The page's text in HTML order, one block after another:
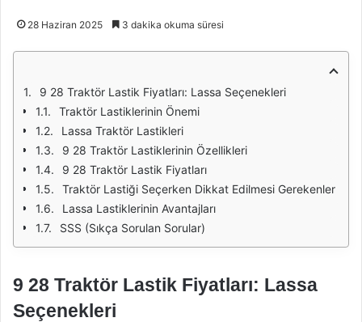
28 Haziran 2025 3 dakika okuma süresi
9 28 Traktör Lastik Fiyatları: Lassa Seçenekleri
Traktör Lastiklerinin Önemi
Lassa Traktör Lastikleri
9 28 Traktör Lastiklerinin Özellikleri
9 28 Traktör Lastik Fiyatları
Traktör Lastiği Seçerken Dikkat Edilmesi Gerekenler
Lassa Lastiklerinin Avantajları
SSS (Sıkça Sorulan Sorular)
9 28 Traktör Lastik Fiyatları: Lassa
Seçenekleri